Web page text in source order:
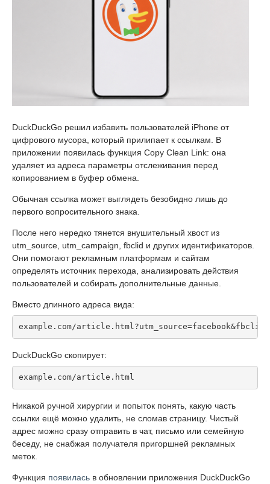
DuckDuckGo решил избавить пользователей iPhone от
цифрового мусора, который прилипает к ссылкам. В
приложении появилась функция Copy Clean Link: она
удаляет из адреса параметры отслеживания перед
копированием в буфер обмена.
Обычная ссылка может выглядеть безобидно лишь до
первого вопросительного знака.
После него нередко тянется внушительный хвост из
utm_source, utm_campaign, fbclid и других идентификаторов.
Они помогают рекламным платформам и сайтам
определять источник перехода, анализировать действия
пользователей и собирать дополнительные данные.
Вместо длинного адреса вида:
example.com/
DuckDuckGo скопирует:
example.com/article.html
Никакой ручной хирургии и попыток понять, какую часть
ссылки ещё можно удалить, не сломав страницу. Чистый
адрес можно сразу отправить в чат, письмо или семейную
беседу, не снабжая получателя пригоршней рекламных
меток.
Функция появилась в обновлении приложения DuckDuckGo